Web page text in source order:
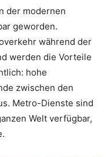
der modernen
geworden.
während der
werden die Vorteile
hohe
zwischen den
Metro-Dienste sind
Welt verfügbar,